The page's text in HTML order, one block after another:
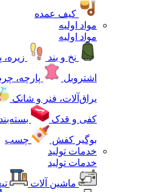
کیف عمده
مواد اولیه
مواد اولیه
نخ و بند
زیره،
اشتروبل
پارچه،
یراق‌آلات، فنر و شانک
کفی و قدک
بوگیر کفش
چسب
خدمات تولید
خدمات تولید
ماشین آلات